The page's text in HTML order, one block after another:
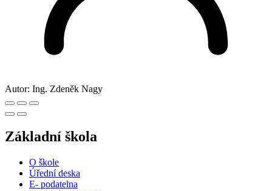
Autor: Ing. Zdeněk Nagy
Základní škola
O škole
Úřední deska
E- podatelna